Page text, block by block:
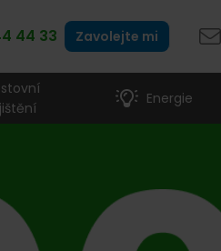
44 33 Zavolejte mi
Energie